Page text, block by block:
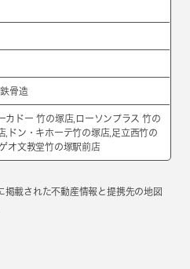
骨造
カドー 竹の塚店,ローソンプラス 竹の
,ドン・キホーテ竹の塚店,足立西竹の
オ文教堂竹の塚駅前店
載された不動産情報と提携先の地図